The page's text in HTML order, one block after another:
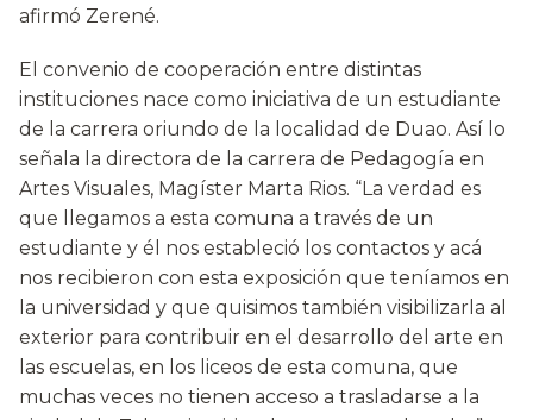
afirmó Zerené.
El convenio de cooperación entre distintas
instituciones nace como iniciativa de un estudiante
de la carrera oriundo de la localidad de Duao. Así lo
señala la directora de la carrera de Pedagogía en
Artes Visuales, Magíster Marta Rios. “La verdad es
que llegamos a esta comuna a través de un
estudiante y él nos estableció los contactos y acá
nos recibieron con esta exposición que teníamos en
la universidad y que quisimos también visibilizarla al
exterior para contribuir en el desarrollo del arte en
las escuelas, en los liceos de esta comuna, que
muchas veces no tienen acceso a trasladarse a la